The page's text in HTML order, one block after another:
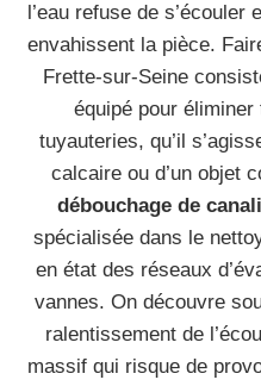
l’eau refuse de
envahissent la pièce.
Frette-sur-Seine
équipé pour
tuyauteries, qu’il
calcaire ou d’un objet
débouchage de
spécialisée dans le
en état des réseaux
vannes. On découvre
ralentissement de
massif qui risque de